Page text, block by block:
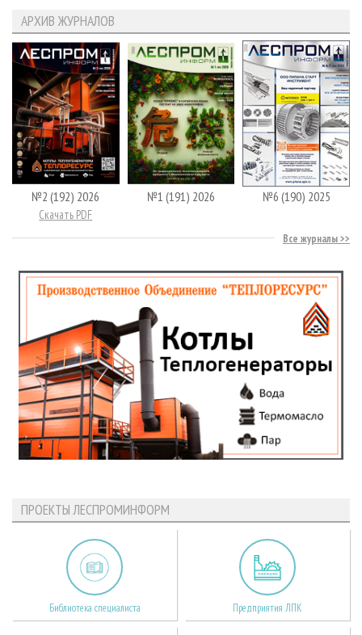
АРХИВ ЖУРНАЛОВ
№2 (192) 2026
Скачать PDF
№1 (191) 2026 №6 (190) 2025
Все журналы
ПРОЕКТЫ ЛЕСПРОМИНФОРМ
Библиотека специалиста Предприятия ЛПК